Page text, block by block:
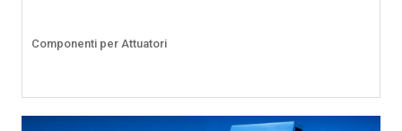
Componenti per Attuatori